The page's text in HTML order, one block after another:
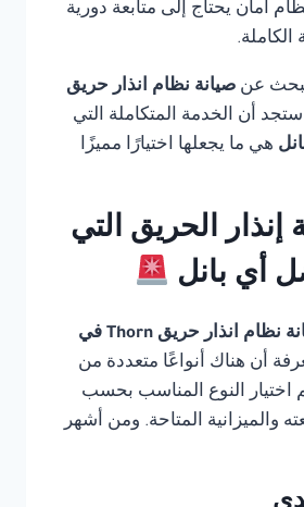
أمان يحتاج إلى متابعة دورية
الكاملة.
عن صيانة نظام انذار حريق
ستجد أن الخدمة المتكاملة التي
هي ما يجعلها اختيارًا مميزًا
إنذار الحريق التي
أي بانل
صيانة نظام انذار حريق Thorn في
أن هناك أنواعًا متعددة من
اختيار النوع المناسب بحسب
والميزانية المتاحة. ومن أشهر